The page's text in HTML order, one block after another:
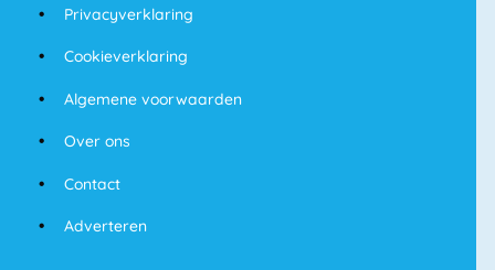
Privacyverklaring
Cookieverklaring
Algemene voorwaarden
Over ons
Contact
Adverteren